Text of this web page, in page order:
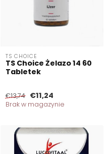
TS CHOICE
TS Choice Żelazo 14 60
Tabletek
€13,74 €11,24
Brak w magazynie